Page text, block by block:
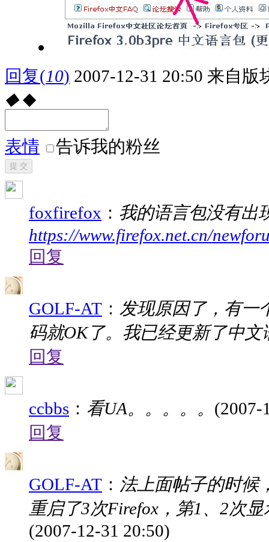
回复(10) 2007-12-31 20:50 来自版
◆ ◆
表情 告诉我的粉丝
提 交
foxfirefox ： 我的语言包没有出
https://www.firefox.net.cn/
回复
GOLF-AT ： 发现原因了，有一
码就OK了。我已经更新了中文
回复
ccbbs ： 看UA。。。。。 (2007-
回复
GOLF-AT ： 法上面帖子的时候
重启了3次Firefox，第1、2次
(2007-12-31 20:50)